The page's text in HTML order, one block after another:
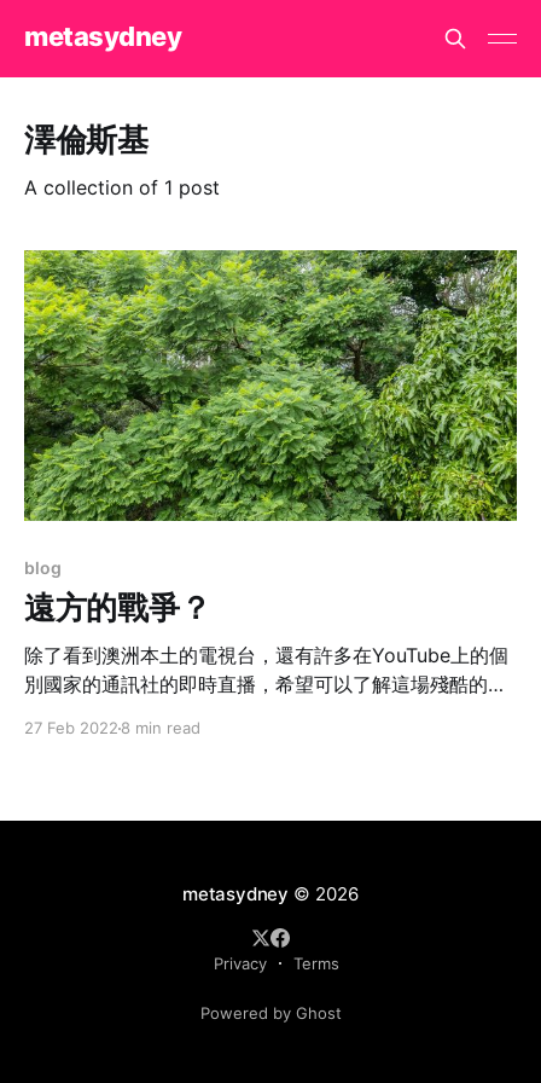
metasydney
澤倫斯基
A collection of 1 post
blog
遠方的戰爭？
除了看到澳洲本土的電視台，還有許多在YouTube上的個
別國家的通訊社的即時直播，希望可以了解這場殘酷的戰
27 Feb 2022 8 min read
metasydney © 2026
Privacy Terms
Powered by Ghost